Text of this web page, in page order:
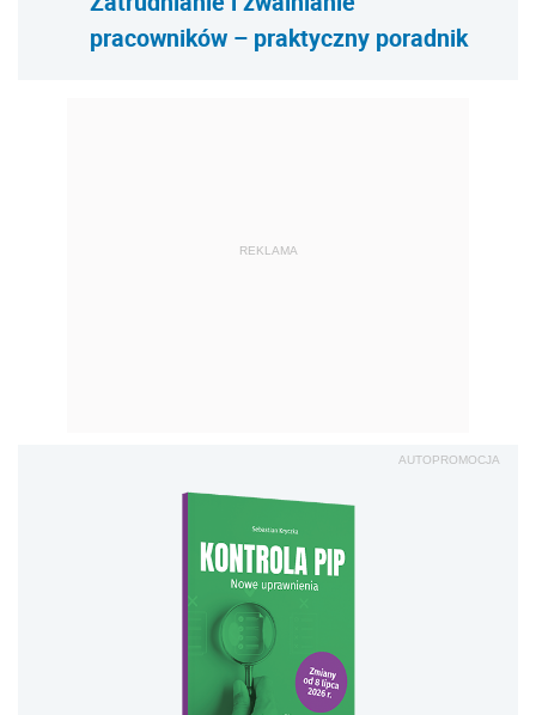
pracowników – praktyczny poradnik
REKLAMA
AUTOPROMOCJA